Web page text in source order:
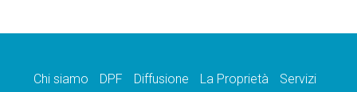
Chi siamo DPF Diffusione La Proprietà
Servizi